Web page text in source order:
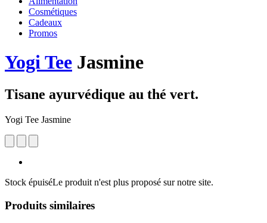
Cosmétiques
Cadeaux
Promos
Yogi Tee Jasmine
Tisane ayurvédique au thé vert.
Yogi Tee Jasmine
Stock épuiséLe produit n'est plus proposé sur notre site.
Produits similaires